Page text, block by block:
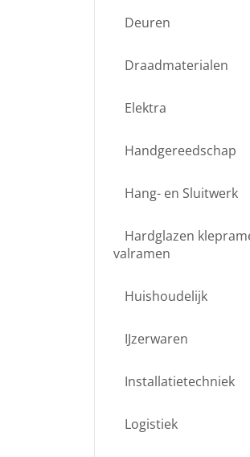
Deuren
Draadmaterialen
Elektra
Handgereedschap
Hang- en Sluitwerk
Hardglazen
valramen
Huishoudelijk
IJzerwaren
Installatietechniek
Logistiek